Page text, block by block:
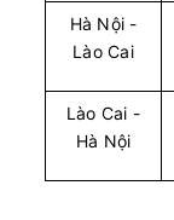
Hà Nội -
Lào Cai
Lào Cai -
Hà Nội